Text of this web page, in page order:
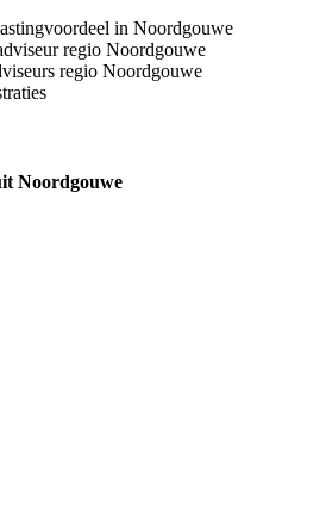
in Noordgouwe
regio Noordgouwe
regio Noordgouwe
Noordgouwe